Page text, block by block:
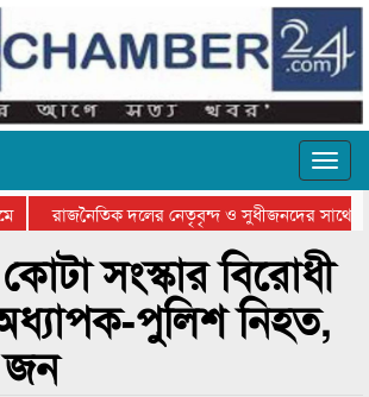
রাজনৈতিক দলের নেতৃবৃন্দ ও সুধীজনদের সাথে
সিলেটে বাংলাদেশ গ্রুপ থিয়েটার ফেডারেশানের
সংস্কার বিরোধী
পুলিশ নিহত,
জন